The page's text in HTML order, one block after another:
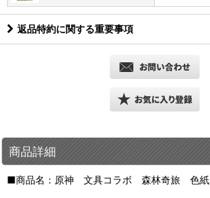
返品特約に関する重要事項
商品詳細
■商品名：原神 文具コラボ 森林奇旅 色紙